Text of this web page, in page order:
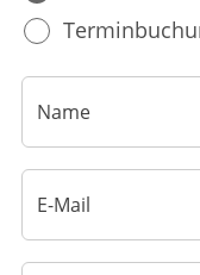
HOMÖOPATHIE
ELTERN UND KIND